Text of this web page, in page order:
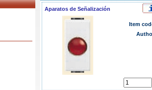
Aparatos de Señalización
Item